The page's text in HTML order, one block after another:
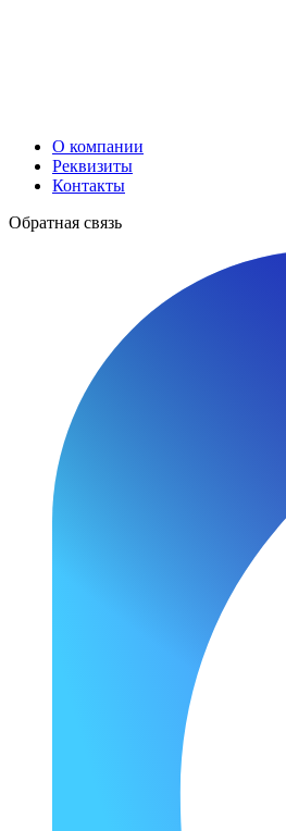
О компании
Реквизиты
Контакты
Обратная связь